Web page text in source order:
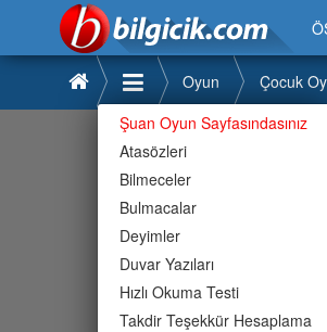
Şuan Oyun Sayfasındasınız
Atasözleri
Bilmeceler
Bulmacalar
Deyimler
Duvar Yazıları
Hızlı Okuma Testi
Takdir Teşekkür Hesaplama
Oyun Çocuk
Oyun